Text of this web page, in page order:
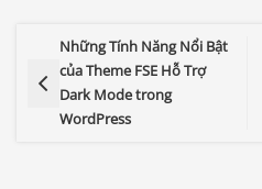
Những Tính Năng Nổi Bật
của Theme FSE Hỗ Trợ
Dark Mode trong
WordPress